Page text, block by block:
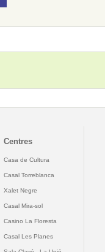
Centres
Casa de Cultura
Casal Torreblanca
Xalet Negre
Casal Mira-sol
Casino La Floresta
Casal Les Planes